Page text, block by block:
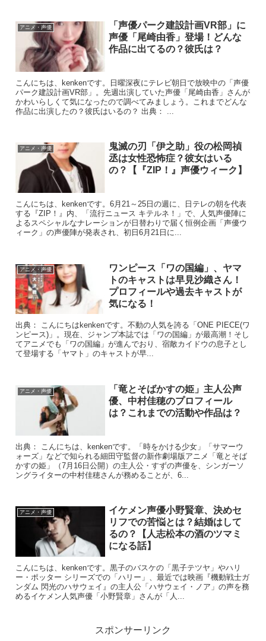
アニメ・声優
「声優パーク建設計画VR部」に
声優「尾崎由香」登場！どんな
作品に出てるの？彼氏は？
こんにちは、kenkenです。日曜深夜にテレビ朝日で放映中の「声優
パーク建設計画VR部」。先週出演していた声優「尾崎由香」さんが
かわいらしくて気になったので調べてみましょう。これまでどんな
作品に出演したの？彼氏はいるの？ 出典： ...
アニメ・声優
鬼滅の刃「伊之助」役の松岡禎
丞は女性恐怖症？彼女はいる
の？【『ZIP！』声優ウィーク】
こんにちは、kenkenです。6月21～25日の週に、日テレの朝を代表
する『ZIP！』内、「流行ニュース キテルネ！」で、人気声優陣に
よるスペシャルなナレーションが日替わりで届く恒例企画「声優ウ
ィーク」の声優陣が発表され、初日6月21日に...
アニメ・声優
ワンピース「ワの国編」、ヤマ
トのキャストは早見沙織さん！
プロフィールや過去キャストが
気になる！
出典： こんにちはkenkenです。不動の人気を誇る「ONE PIECE(ワ
ンピース)」。現在、ジャンプ本誌では「ワの国編」が最高潮！そし
てアニメでも「ワの国編」が進んでおり、宿敵カイドウの息子とし
て登場する「ヤマト」のキャストが早...
アニメ・声優
「竜とそばかすの姫」主人公声
優、中村佳穂のプロフィール
は？これまでの活動や作品は？
出典： こんにちは、kenkenです。「時をかける少女」「サマーウ
ォーズ」などで知られる細田守監督の新作劇場版アニメ「竜とそば
かすの姫」（7月16日公開）の主人公・すずの声優を、シンガーソ
ングライターの中村佳穂さんが務めることが、6...
アニメ・声優
イケメン声優小野賢章、決めセ
リフでの苦悩とは？結婚はして
るの？【人志松本の酒のツマミ
になる話】
こんにちは、kenkenです。黒子のバスケの「黒子テツヤ」やハリ
ー・ポッター シリーズでの「ハリー」、最近では映画『機動戦士ガ
ンダム 閃光のハサウェイ』の主人公「ハサウェイ・ノア」の声を務
めるイケメン人気声優「小野賢章」さんが「人...
スポンサーリンク